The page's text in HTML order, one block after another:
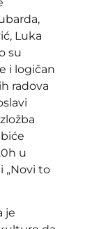
Luka
su
i logičan
radova
u
„Novi to
je